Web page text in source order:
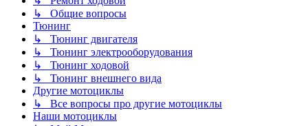
↳ Общие вопросы
Тюнинг
↳ Тюнинг двигателя
↳ Тюнинг электрооборудования
↳ Тюнинг ходовой
↳ Тюнинг внешнего вида
Другие мотоциклы
↳ Все вопросы про другие мотоциклы
Наши мотоциклы